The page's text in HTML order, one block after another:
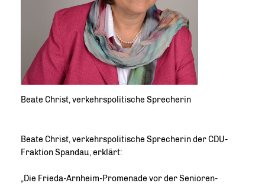
Beate Christ, verkehrspolitische Sprecherin
Beate Christ, verkehrspolitische Sprecherin der CDU-
Fraktion Spandau, erklärt:
Die Frieda-Arnheim-Promenade vor der Senioren-